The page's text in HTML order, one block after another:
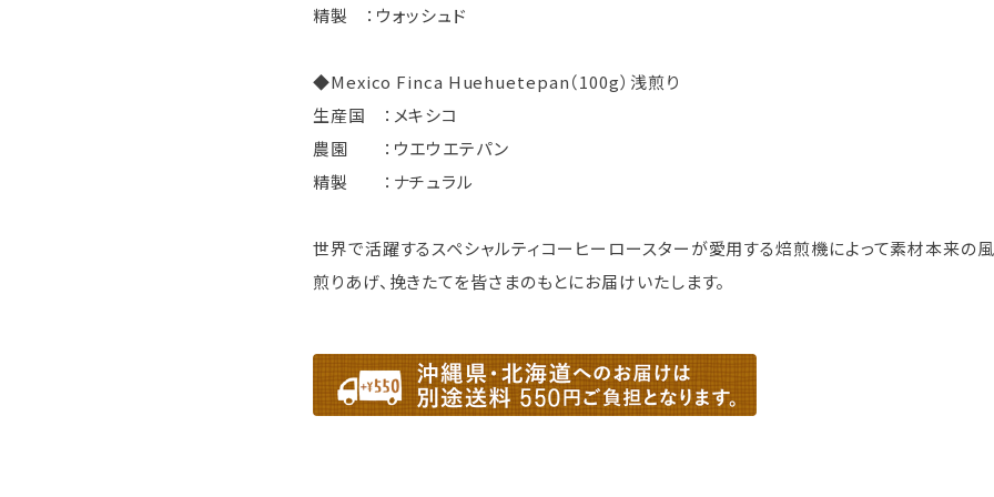
精製 ：ウォッシュド
◆Mexico Finca Huehuetepan（100g）浅煎り
生産国 ：メキシコ
農園 ：ウエウエテパン
精製 ：ナチュラル
世界で活躍するスペシャルティコーヒーロースターが愛用する焙煎機によって素材本来の
煎りあげ、挽きたてを皆さまのもとにお届けいたします。